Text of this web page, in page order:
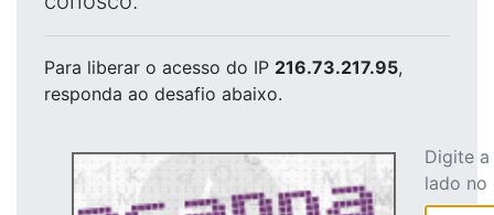
Para liberar o acesso do IP 216.73.217.95,
responda ao desafio abaixo.
Digite
lado no